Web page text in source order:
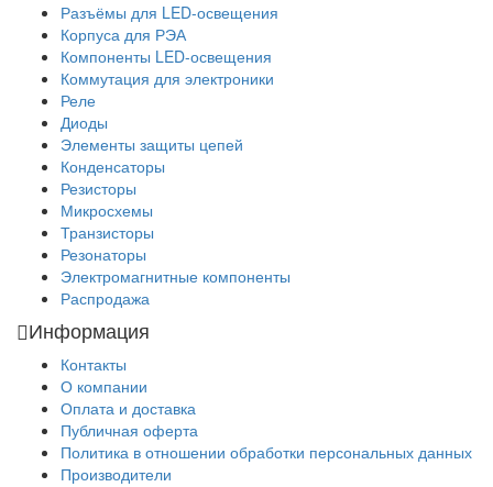
Разъёмы для LED-освещения
Корпуса для РЭА
Компоненты LED-освещения
Коммутация для электроники
Реле
Диоды
Элементы защиты цепей
Конденсаторы
Резисторы
Микросхемы
Транзисторы
Резонаторы
Электромагнитные компоненты
Распродажа
Информация
Контакты
О компании
Оплата и доставка
Публичная оферта
Политика в отношении обработки персональных данных
Производители